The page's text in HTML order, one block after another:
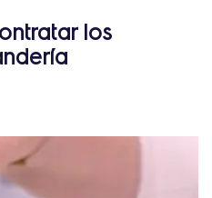
los